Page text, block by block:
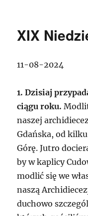
XIX
11-08-2024
1. Dzisiaj
ciągu roku.
naszej
Gdańska, od
Górę. Jutro
by w kaplicy
modlić się we
naszą
duchowo